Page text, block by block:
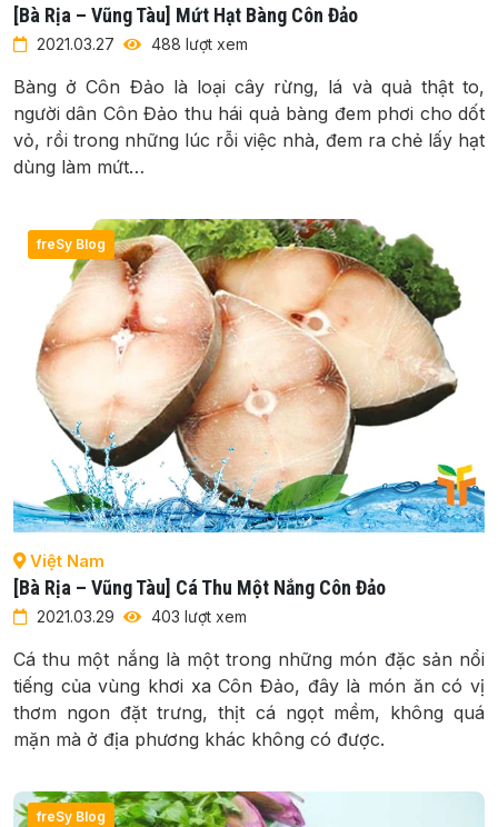
[Bà Rịa – Vũng Tàu] Mứt Hạt Bàng Côn Đảo
2021.03.27 488 lượt xem
Bàng ở Côn Đảo là loại cây rừng, lá và quả thật to,
người dân Côn Đảo thu hái quả bàng đem phơi cho dốt
vỏ, rồi trong những lúc rỗi việc nhà, đem ra chẻ lấy hạt
dùng làm mứt…
freSy Blog
Việt Nam
[Bà Rịa – Vũng Tàu] Cá Thu Một Nắng Côn Đảo
2021.03.29 403 lượt xem
Cá thu một nắng là một trong những món đặc sản nổi
tiếng của vùng khơi xa Côn Đảo, đây là món ăn có vị
thơm ngon đặt trưng, thịt cá ngọt mềm, không quá
mặn mà ở địa phương khác không có được.
freSy Blog